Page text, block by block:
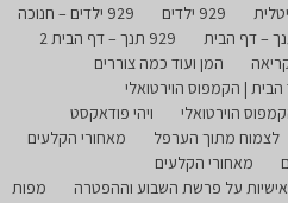
929 ילדים
929 ילדים – חנוכה
929 תנך – דף הבית 2
המן ועוד כמה צוררים
| הקמפוס הוירטואלי
הוירטואלי
ויהי פודאקסט
לצמוח מתוך הערפל
מאחורי הקלעים
מאחורי הקלעים
על פרשת השבוע וההפטרה
מפות